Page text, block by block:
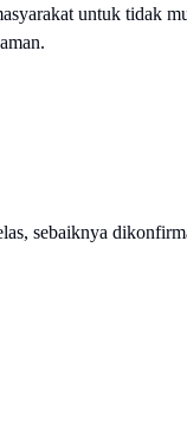
untuk tidak
sebaiknya